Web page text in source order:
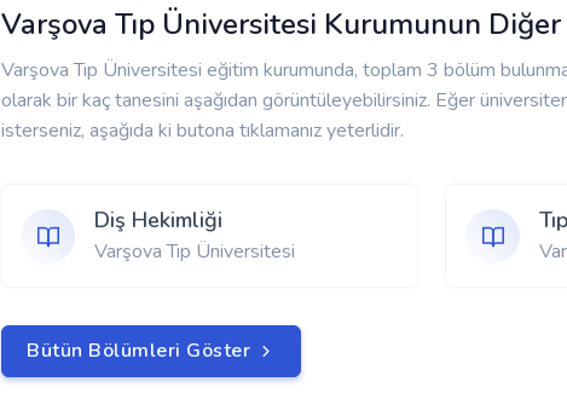
Varşova Tıp Üniversitesi Kurumunun
Varşova Tıp Üniversitesi eğitim kurumunda, toplam 3 bölüm
olarak bir kaç tanesini aşağıdan görüntüleyebilirsiniz. Eğer
isterseniz, aşağıda ki butona tıklamanız yeterlidir.
Diş Hekimliği
Varşova Tıp Üniversitesi
Tıp
Bütün Bölümleri Göster